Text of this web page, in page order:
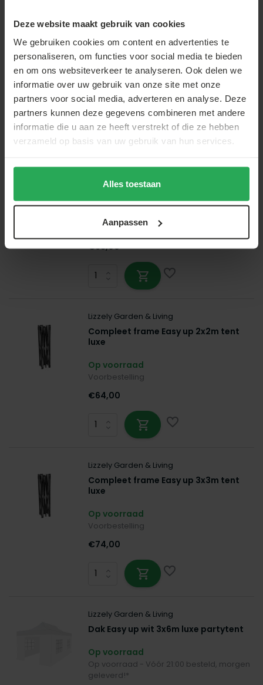
Deze website maakt gebruik van cookies
We gebruiken cookies om content en advertenties te
personaliseren, om functies voor social media te bieden
en om ons websiteverkeer te analyseren. Ook delen we
informatie over uw gebruik van onze site met onze
partners voor social media, adverteren en analyse. Deze
partners kunnen deze gegevens combineren met andere
informatie die u aan ze heeft verstrekt of die ze hebben
verzameld op basis van uw gebruik van hun services.
Alles toestaan
Aanpassen
Dak Easy up wit 3x4,5m luxe partytent
Op voorraad
Op voorraad - Vóór 21:00 besteld, morgen
geleverd!*
€63,00
partytent
Op voorraad
Op voorraad - Vóór 21:00 besteld, morgen
geleverd!*
€63,00
Lizzely Garden & Living
Compleet frame Easy up 2x2m tent
luxe
Op voorraad
Voorbestelling
€64,00
Lizzely Garden & Living
Compleet frame Easy up 3x3m tent
luxe
Op voorraad
Voorbestelling
€74,00
Lizzely Garden & Living
Dak Easy up wit 3x6m luxe partytent
Op voorraad
Op voorraad - Vóór 21:00 besteld, morgen
geleverd!*